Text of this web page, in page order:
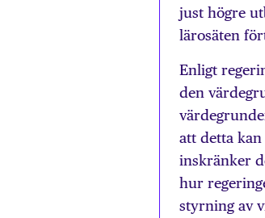
just högre
lärosäten
Enligt
den
att detta
inskränker
hur
styrning av